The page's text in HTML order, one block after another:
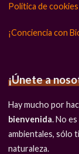
Política de cookies
¡Conciencia con
¡Únete a
Hay mucho por
bienvenida. No
ambientales, sólo
naturaleza.